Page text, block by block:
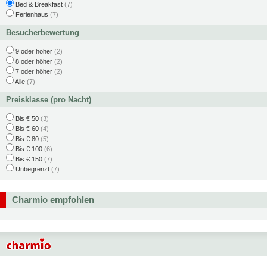
Bed & Breakfast (7)
Ferienhaus (7)
Besucherbewertung
9 oder höher (2)
8 oder höher (2)
7 oder höher (2)
Alle (7)
Preisklasse (pro Nacht)
Bis € 50 (3)
Bis € 60 (4)
Bis € 80 (5)
Bis € 100 (6)
Bis € 150 (7)
Unbegrenzt (7)
Charmio empfohlen